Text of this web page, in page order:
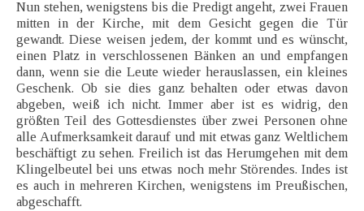
Nun stehen, wenigstens bis die Predigt angeht, zwei Frauen
mitten in der Kirche, mit dem Gesicht gegen die Tür
gewandt. Diese weisen jedem, der kommt und es wünscht,
einen Platz in verschlossenen Bänken an und empfangen
dann, wenn sie die Leute wieder herauslassen, ein kleines
Geschenk. Ob sie dies ganz behalten oder etwas davon
abgeben, weiß ich nicht. Immer aber ist es widrig, den
größten Teil des Gottesdienstes über zwei Personen ohne
alle Aufmerksamkeit darauf und mit etwas ganz Weltlichem
beschäftigt zu sehen. Freilich ist das Herumgehen mit dem
Klingelbeutel bei uns etwas noch mehr Störendes. Indes ist
es auch in mehreren Kirchen, wenigstens im Preußischen,
abgeschafft.